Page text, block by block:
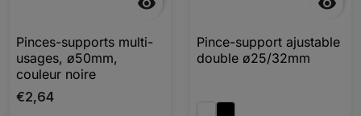
Pinces-supports multi-
usages, ø50mm,
couleur noire
€2,64
Pince-support ajustable
double ø25/32mm